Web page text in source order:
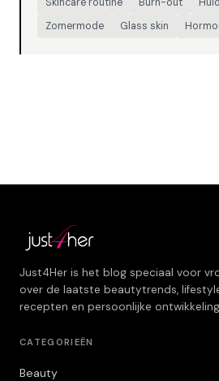
Zomermode
Glass skin
Just4Her is het blog speciaal voor
over de laatste beautytrends,
recepten en persoonlijke
CATEGORIEËN
Beauty